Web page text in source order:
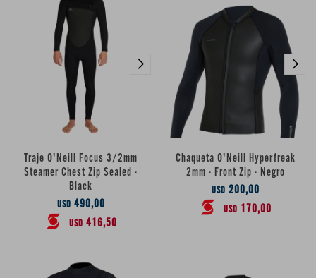
Traje O'Neill Focus 3/2mm
Steamer Chest Zip Sealed -
Black
USD 490,00
USD 416,50
Chaqueta O'Neill Hyperfreak
2mm - Front Zip - Negro
USD 200,00
USD 170,00